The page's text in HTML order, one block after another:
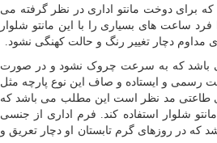
برای دوخت مانتو اداری در نظر گرفته می
ساعت های بسیاری را با این مانتو شلوار
مداوم دچار تغییر رنگ و حالت کهنگی نشود.
می باشد که به سرعت چروک نشود و در صورت
و ایستاده و صاف این نوع پارچه مثل
طاعتی مد نظر است این مطلب می باشد که
‌شلوار استفاده کند. فرم اداری از جنسی
در روزهای گرم تابستان او دچار تعریق و